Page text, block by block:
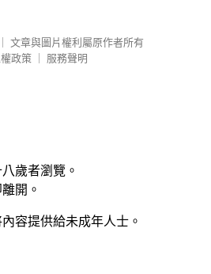
文章與圖片權利屬原作者所有
政策
服務聲明
歲者瀏覽。
開。
容提供給未成年人士。